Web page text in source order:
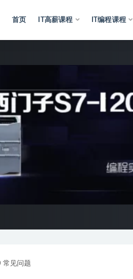
首页 IT高薪课程 IT编程课程
常见问题